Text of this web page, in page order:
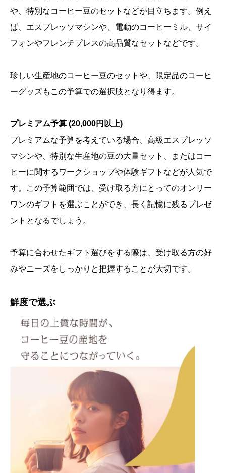
や、特別なコーヒー豆のセットなどが目立ちます。例え
ば、エスプレッソマシンや、電動のコーヒーミル、サイ
フォンやフレンチプレスの高品質なセットなどです。
珍しい生産地のコーヒー豆のセットや、限定品のコーヒ
ーグッズもこの予算での選択肢となり得ます。
プレミアム予算 (20,000円以上)
プレミアムな予算を考えている場合、高級エスプレッソ
マシンや、特別な生産地の豆の大量セット、またはコー
ヒーに関するワークショップや体験ギフトなどが人気で
す。この予算範囲では、受け取る方にとってのオンリー
ワンのギフトを選ぶことができ、長く記憶に残るプレゼ
ントとなるでしょう。
予算に合わせたギフト選びをする際は、受け取る方の好
みやニーズをしっかりと把握することが大切です。
鮮度で選ぶ